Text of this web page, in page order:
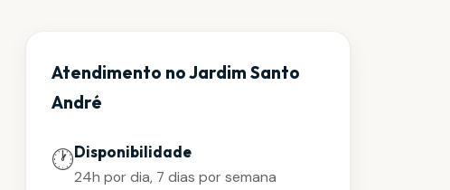
Atendimento no Jardim Santo
André
🕐Disponibilidade
24h por dia, 7 dias por semana